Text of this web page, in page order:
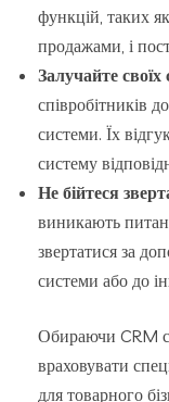
функцій, таких
продажами, і
Залучайте своїх
співробітників
системи. Їх
систему
Не бійтеся
виникають
звертатися за
системи або до
Обираючи CRM
враховувати
для товарного